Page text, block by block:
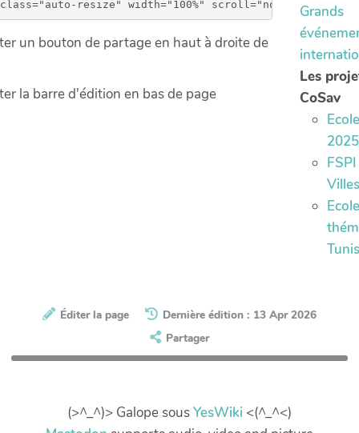
un bouton de partage en haut à droite de
la barre d'édition en bas de page
Grands
Les
CoSav
2025
Ecole
Éditer la page
Dernière édition : 13 Apr 2026
Partager
(>^_^)> Galope sousYesWiki <(^_^<)